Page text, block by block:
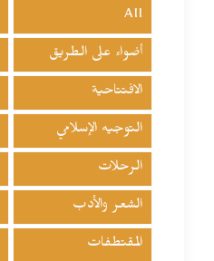
All
أضواء على الطريق
الافتتاحية
التوجيه الإسلامي
الرحلات
الشعر والأدب
المقتطفات